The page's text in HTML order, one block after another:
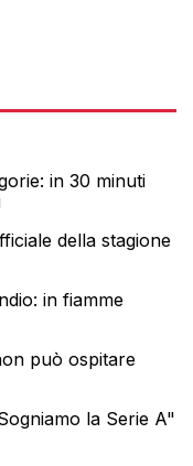
in 30 minuti
della stagione
in fiamme
può ospitare
la Serie A"